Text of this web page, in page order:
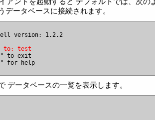
データベースに接続されます。
version: 1.2.2
to: test
to exit
データベースの一覧を表示します。